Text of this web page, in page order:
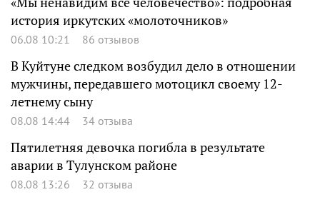
история иркутских «молоточников»
06.08 10:21 86 отзывов
В Куйтуне следком возбудил дело в отношении
мужчины, передавшего мотоцикл своему 12-
летнему сыну
08.08 14:44 34 отзыва
Пятилетняя девочка погибла в результате
аварии в Тулунском районе
08.08 13:26 32 отзыва